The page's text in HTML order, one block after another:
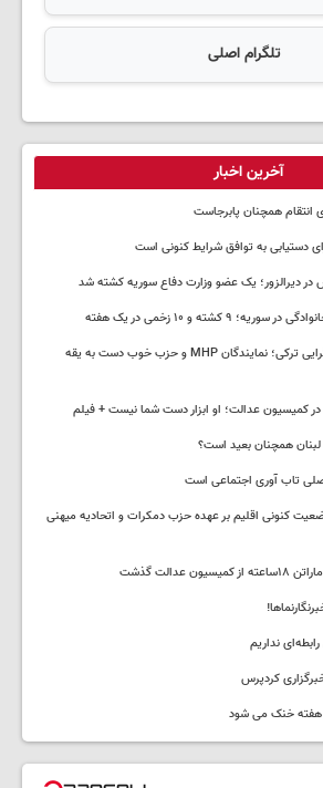
تلگرام اصلی
آخرین اخبار
انتقام همچنان پابرجاست
دستیابی به توافق شرایط کنونی است
در دیرالزور؛ یک عضو وزارت دفاع سوریه کشته شد
۹ کشته و ۱۰ زخمی در یک هفته
تنش بر سر میراث ملی گرایی ترکی؛ نمایندگان MHP و حزب خوب دست به یقه
کمیسیون عدالت؛ او ابزار دست شما نیست + فیلم
همچنان بعید است؟
تاب آوری اجتماعی است
کنونی اقلیم بر عهده حزب دمکرات و اتحادیه میهنی
گذشت
نداریم
هفته خنک می شود